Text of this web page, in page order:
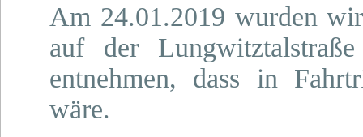
Am 24.01.2019 wurden
auf der
entnehmen, dass in
wäre.